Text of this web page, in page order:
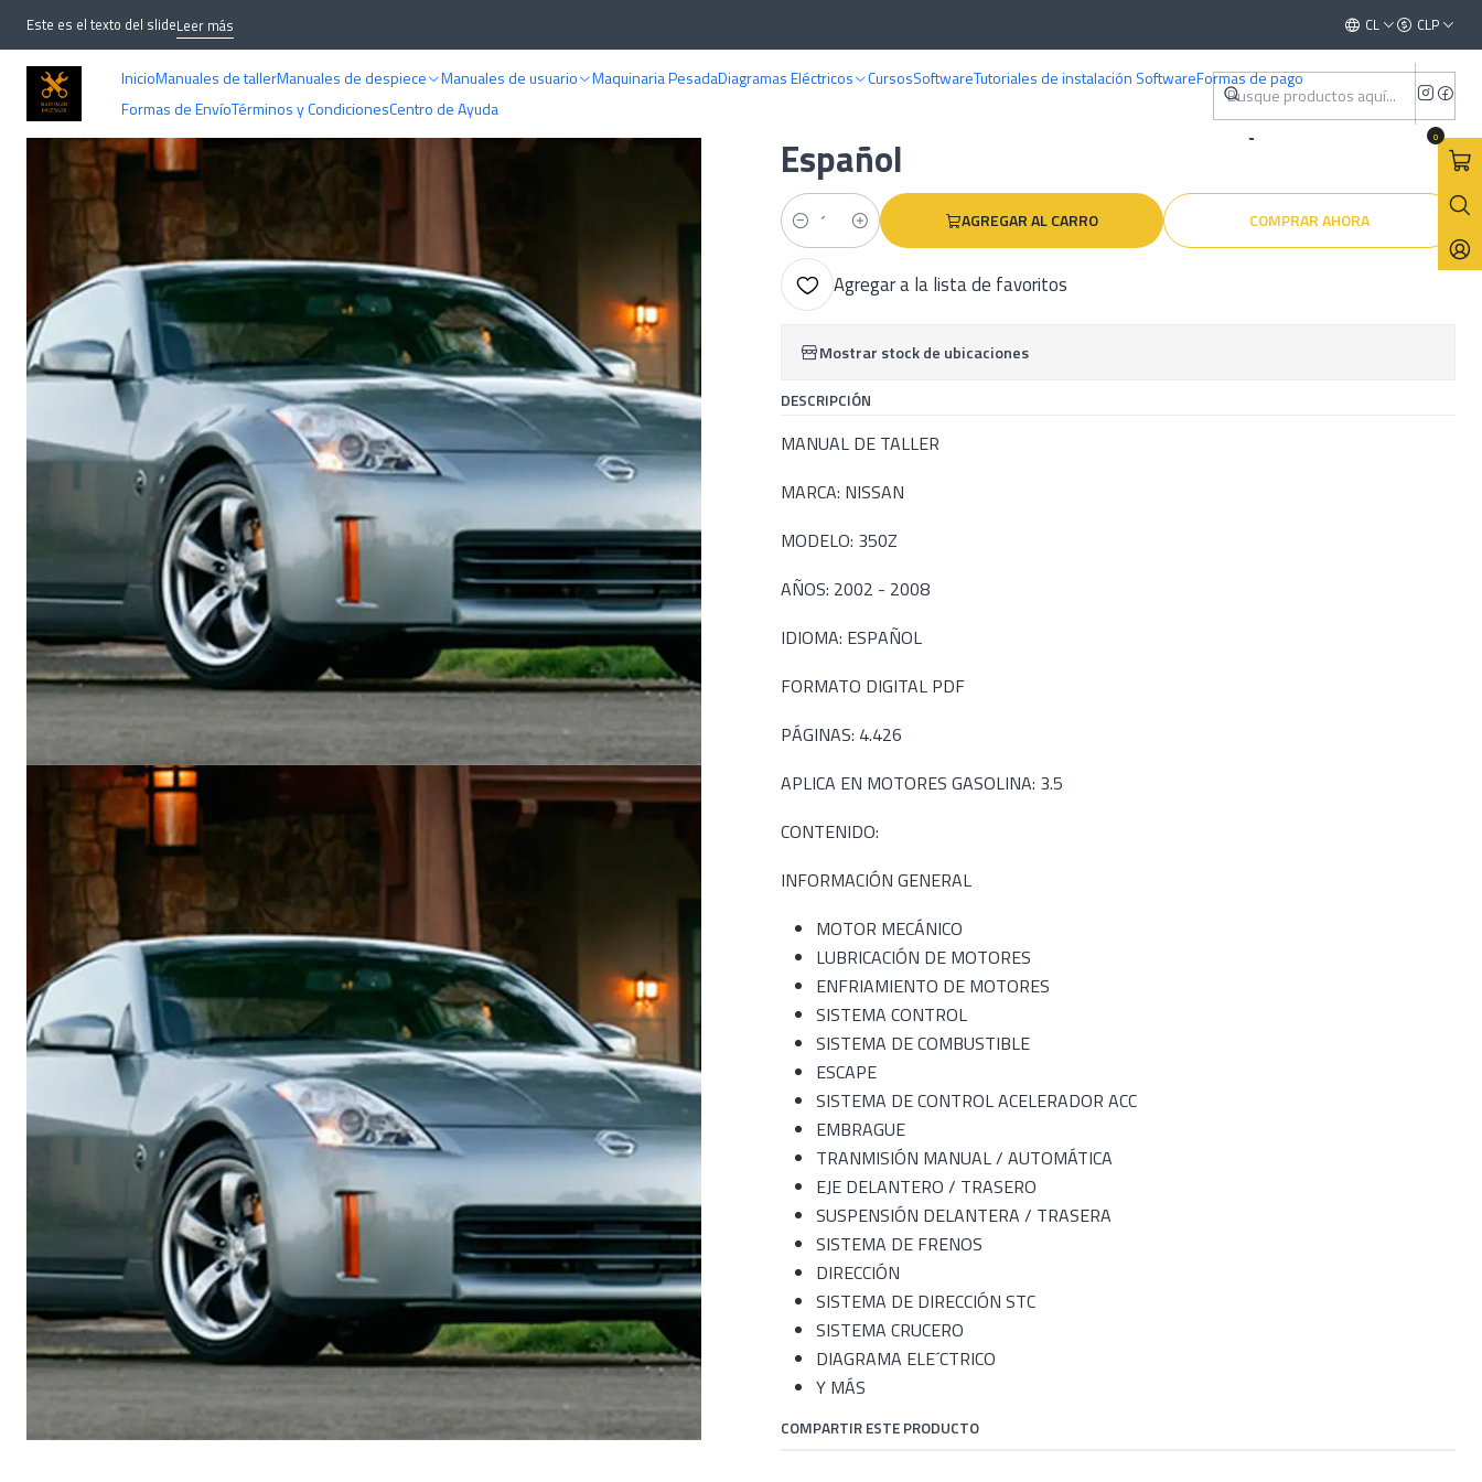
InicioManuales de tallerManuales de despiece Manuales de usuario Maquinaria PesadaDiagramas Eléctricos CursosSoftwareTutoriales de instalación SoftwareFormas de pago
Formas de EnvíoTérminos y CondicionesCentro de Ayuda
0
Este es el texto del slideLeer más CL CLP
Manual De Taller Nissan 350Z (2002–2008)
Español
Cantidad
AGREGAR AL CARRO COMPRAR AHORA
Agregar a la lista de favoritos
Mostrar stock de ubicaciones
DESCRIPCIÓN
MANUAL DE TALLER
MARCA: NISSAN
MODELO: 350Z
AÑOS: 2002 - 2008
IDIOMA: ESPAÑOL
FORMATO DIGITAL PDF
PÁGINAS: 4.426
APLICA EN MOTORES GASOLINA: 3.5
CONTENIDO:
INFORMACIÓN GENERAL
MOTOR MECÁNICO
LUBRICACIÓN DE MOTORES
ENFRIAMIENTO DE MOTORES
SISTEMA CONTROL
SISTEMA DE COMBUSTIBLE
ESCAPE
SISTEMA DE CONTROL ACELERADOR ACC
EMBRAGUE
TRANMISIÓN MANUAL / AUTOMÁTICA
EJE DELANTERO / TRASERO
SUSPENSIÓN DELANTERA / TRASERA
SISTEMA DE FRENOS
DIRECCIÓN
SISTEMA DE DIRECCIÓN STC
SISTEMA CRUCERO
DIAGRAMA ELE´CTRICO
Y MÁS
COMPARTIR ESTE PRODUCTO